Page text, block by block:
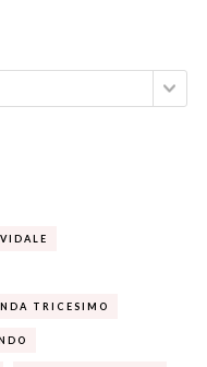
TRICESIMO